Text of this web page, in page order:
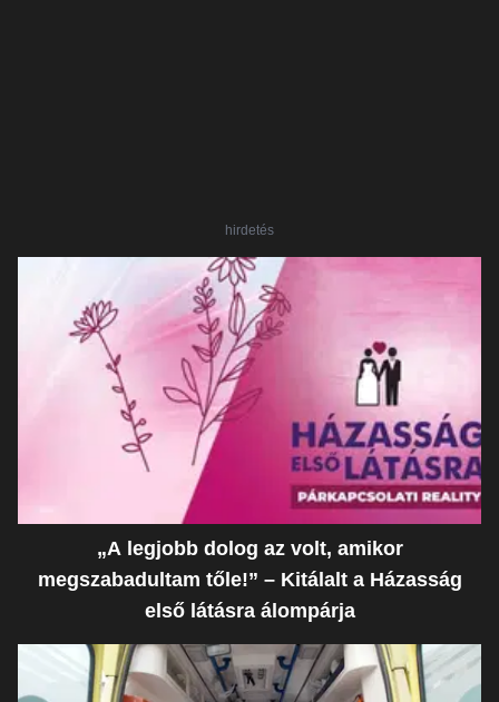
hirdetés
„A legjobb dolog az volt, amikor
megszabadultam tőle!” – Kitálalt a Házasság
első látásra álompárja